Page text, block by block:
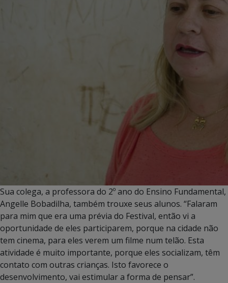
Sua colega, a professora do 2º ano do Ensino Fundamental,
Angelle Bobadilha, também trouxe seus alunos. “Falaram
para mim que era uma prévia do Festival, então vi a
oportunidade de eles participarem, porque na cidade não
tem cinema, para eles verem um filme num telão. Esta
atividade é muito importante, porque eles socializam, têm
contato com outras crianças. Isto favorece o
desenvolvimento, vai estimular a forma de pensar”.